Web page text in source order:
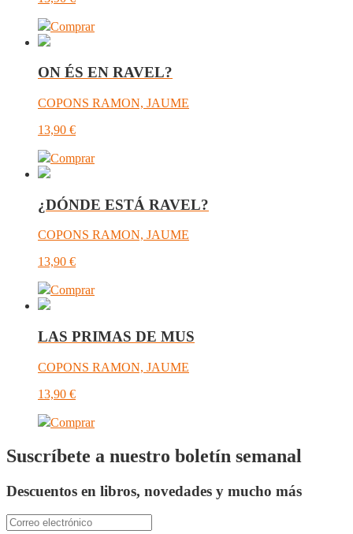
Comprar
ON ÉS EN RAVEL?
COPONS RAMON, JAUME
13,90 €
Comprar
¿DÓNDE ESTÁ RAVEL?
COPONS RAMON, JAUME
13,90 €
Comprar
LAS PRIMAS DE MUS
COPONS RAMON, JAUME
13,90 €
Comprar
Suscríbete a nuestro boletín semanal
Descuentos en libros, novedades y mucho más